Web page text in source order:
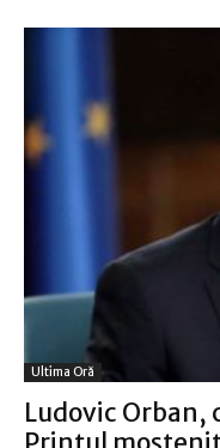
Ultima Oră
Ludovic Orban,